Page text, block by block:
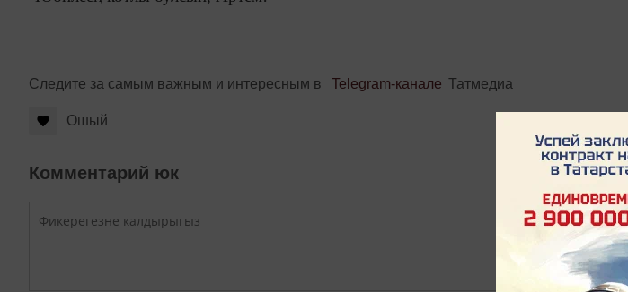
Следите за самым важным и интересным в Telegram-канале Татмедиа
Ошый
Комментарий юк